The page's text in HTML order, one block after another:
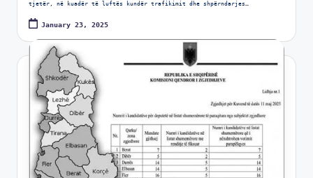
tjetër, në kuadër të luftës kundër trafikimit dhe shpërndarjes…
January 23, 2025